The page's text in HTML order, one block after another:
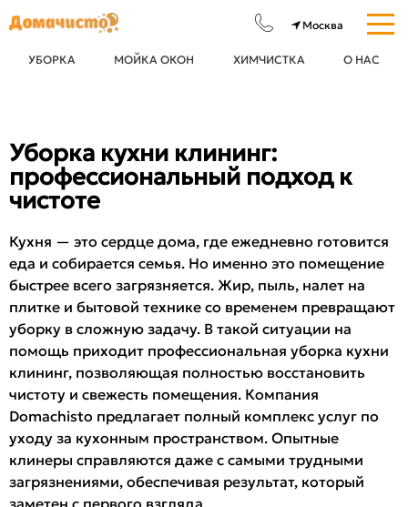
УБОРКА МОЙКА ОКОН ХИМЧИСТКА О НАС
Уборка кухни клининг:
профессиональный подход к
чистоте
Кухня — это сердце дома, где ежедневно готовится
еда и собирается семья. Но именно это помещение
быстрее всего загрязняется. Жир, пыль, налет на
плитке и бытовой технике со временем превращают
уборку в сложную задачу. В такой ситуации на
помощь приходит профессиональная уборка кухни
клининг, позволяющая полностью восстановить
чистоту и свежесть помещения. Компания
Domachisto предлагает полный комплекс услуг по
уходу за кухонным пространством. Опытные
клинеры справляются даже с самыми трудными
загрязнениями, обеспечивая результат, который
заметен с первого взгляда.